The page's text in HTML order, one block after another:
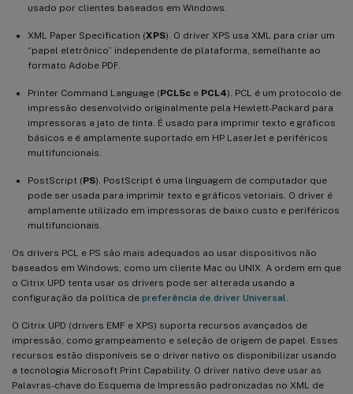
usado por clientes baseados em Windows.
XML Paper Specification (XPS). O driver XPS usa XML para criar um
“papel eletrônico” independente de plataforma, semelhante ao
formato Adobe PDF.
Printer Command Language (PCL5c e PCL4). PCL é um protocolo de
impressão desenvolvido originalmente pela Hewlett-Packard para
impressoras a jato de tinta. É usado para imprimir texto e gráficos
básicos e é amplamente suportado em HP LaserJet e periféricos
multifuncionais.
PostScript (PS). PostScript é uma linguagem de computador que
pode ser usada para imprimir texto e gráficos vetoriais. O driver é
amplamente utilizado em impressoras de baixo custo e periféricos
multifuncionais.
Os drivers PCL e PS são mais adequados ao usar dispositivos não
baseados em Windows, como um cliente Mac ou UNIX. A ordem em que
o Citrix UPD tenta usar os drivers pode ser alterada usando a
configuração da política de preferência de driver Universal.
O Citrix UPD (drivers EMF e XPS) suporta recursos avançados de
impressão, como grampeamento e seleção de origem de papel. Esses
recursos estão disponíveis se o driver nativo os disponibilizar usando
a tecnologia Microsoft Print Capability. O driver nativo deve usar as
Palavras-chave do Esquema de Impressão padronizadas no XML de